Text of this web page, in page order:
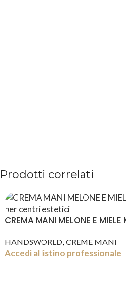
Prodotti correlati
CREMA MANI MELONE E
HANDSWORLD, CREME MANI
Accedi al listino professionale